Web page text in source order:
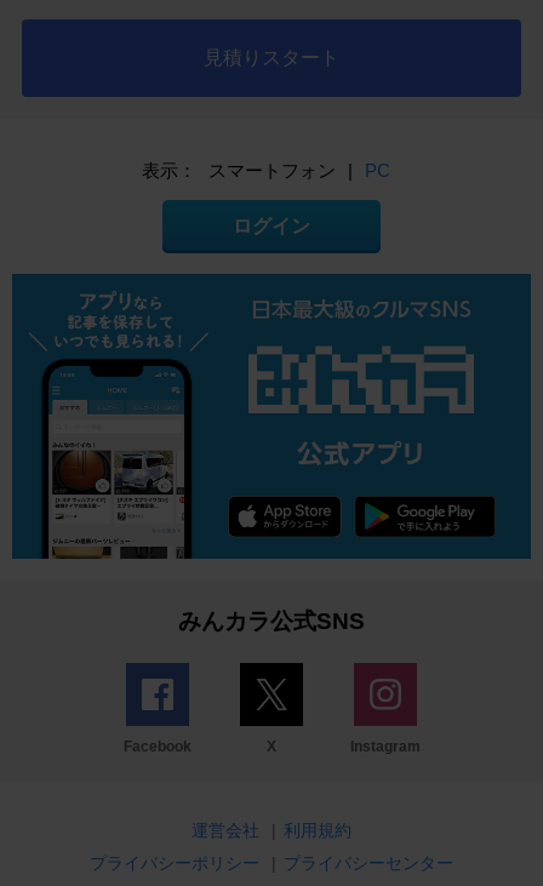
見積りスタート
表示： スマートフォン | PC
ログイン
みんカラ公式SNS
Facebook X Instagram
運営会社 | 利用規約
プライバシーポリシー
| プライバシーセンター